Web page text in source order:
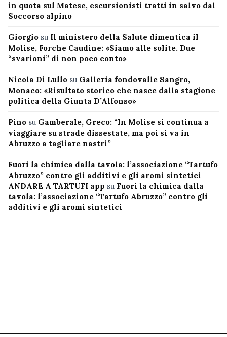
in quota sul Matese, escursionisti tratti in salvo dal
Soccorso alpino
Giorgio su Il ministero della Salute dimentica il
Molise, Forche Caudine: «Siamo alle solite. Due
“svarioni” di non poco conto»
Nicola Di Lullo su Galleria fondovalle Sangro,
Monaco: «Risultato storico che nasce dalla stagione
politica della Giunta D’Alfonso»
Pino su Gamberale, Greco: “In Molise si continua a
viaggiare su strade dissestate, ma poi si va in
Abruzzo a tagliare nastri”
Fuori la chimica dalla tavola: l’associazione “Tartufo
Abruzzo” contro gli additivi e gli aromi sintetici
ANDARE A TARTUFI app su Fuori la chimica dalla
tavola: l’associazione “Tartufo Abruzzo” contro gli
additivi e gli aromi sintetici